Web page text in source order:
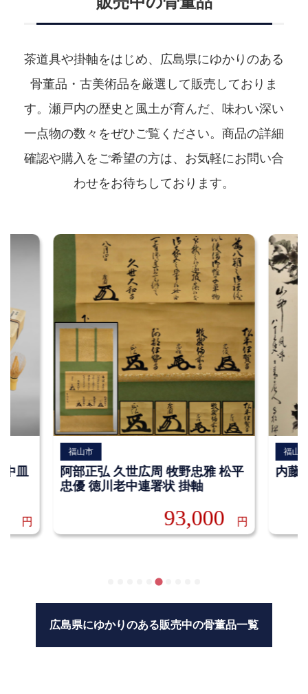
茶道具や掛軸をはじめ、広島県にゆかりのある
骨董品・古美術品を厳選して販売しておりま
す。 瀬戸内の歴史と風土が育んだ、味わい深い
一点物の数々をぜひご覧ください。 商品の詳細
確認や購入をご希望の方は、お気軽にお問い合
わせをお待ちしております。
皿
円
福山市
阿部正弘 久世広周 牧野忠雅 松平
忠優 徳川老中連署状 掛軸
93,000 円
福山市
内藤
広島県にゆかりのある販売中の骨董品一覧